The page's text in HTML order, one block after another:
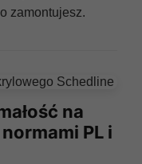
zamontujesz.
na
PL i